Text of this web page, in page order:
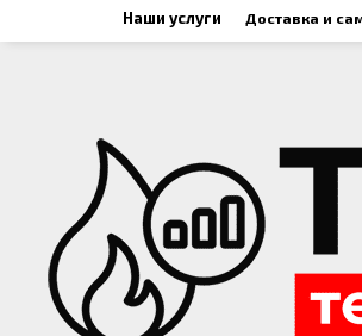
Наши услуги Доставка и